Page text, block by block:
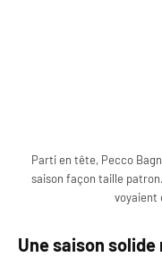
Parti en tête, Pecco
saison façon taille
voyaient
Une saison